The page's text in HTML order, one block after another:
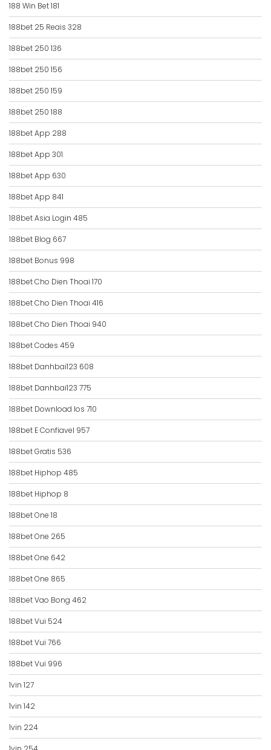
188 Win Bet 181
188bet 25 Reais 328
188bet 250 136
188bet 250 156
188bet 250 159
188bet 250 188
188bet App 288
188bet App 301
188bet App 630
188bet App 841
188bet Asia Login 485
188bet Blog 667
188bet Bonus 998
188bet Cho Dien Thoai 170
188bet Cho Dien Thoai 416
188bet Cho Dien Thoai 940
188bet Codes 459
188bet Danhbai123 608
188bet Danhbai123 775
188bet Download Ios 710
188bet E Confiavel 957
188bet Gratis 536
188bet Hiphop 485
188bet Hiphop 8
188bet One 18
188bet One 265
188bet One 642
188bet One 865
188bet Vao Bong 462
188bet Vui 524
188bet Vui 766
188bet Vui 996
1vin 127
1vin 142
1vin 224